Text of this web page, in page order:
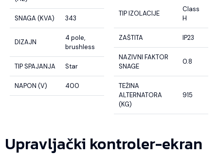
SNAGA (KVA) 343
DIZAJN
4 pole,
brushless
TIP SPAJANJA Star
NAPON (V) 400
TIP IZOLACIJE
Class
H
ZAŠTITA IP23
NAZIVNI FAKTOR
SNAGE
0.8
TEŽINA
ALTERNATORA
(KG)
915
Upravljački kontroler-ekran